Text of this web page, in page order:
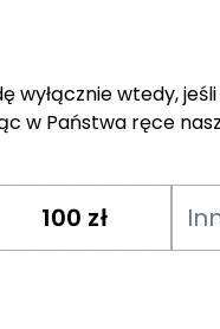
wtedy,
w Państwa ręce
100 zł